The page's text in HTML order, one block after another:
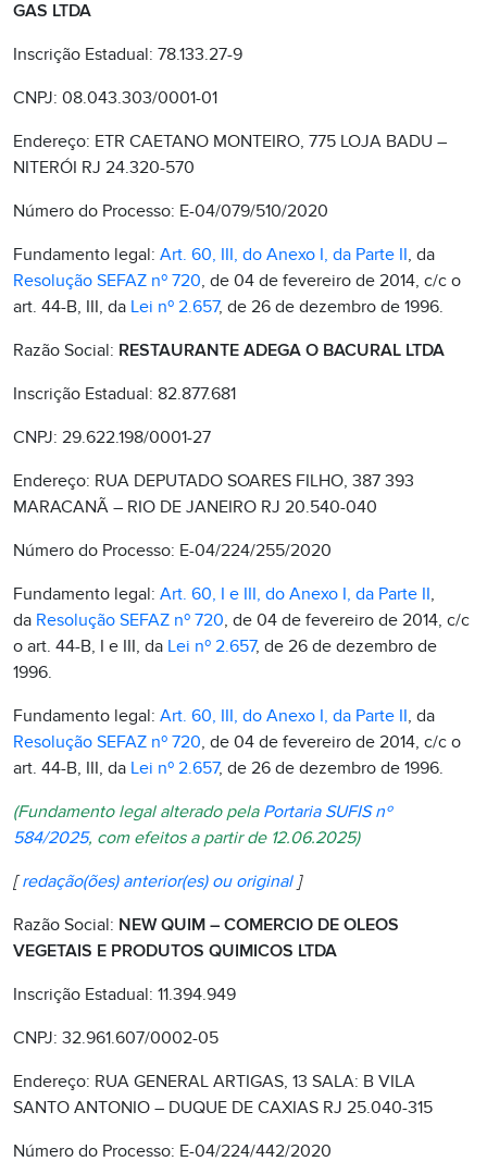
GAS LTDA
Inscrição Estadual: 78.133.27-9
CNPJ: 08.043.303/0001-01
Endereço: ETR CAETANO MONTEIRO, 775 LOJA BADU –
NITERÓI RJ 24.320-570
Número do Processo: E-04/079/510/2020
Fundamento legal: Art. 60, III, do Anexo I, da Parte II, da
Resolução SEFAZ nº 720, de 04 de fevereiro de 2014, c/c o
art. 44-B, III, da Lei nº 2.657, de 26 de dezembro de 1996.
Razão Social: RESTAURANTE ADEGA O BACURAL LTDA
Inscrição Estadual: 82.877.681
CNPJ: 29.622.198/0001-27
Endereço: RUA DEPUTADO SOARES FILHO, 387 393
MARACANÃ – RIO DE JANEIRO RJ 20.540-040
Número do Processo: E-04/224/255/2020
Fundamento legal: Art. 60, I e III, do Anexo I, da Parte II,
da Resolução SEFAZ nº 720, de 04 de fevereiro de 2014, c/c
o art. 44-B, I e III, da Lei nº 2.657, de 26 de dezembro de
1996.
Fundamento legal: Art. 60, III, do Anexo I, da Parte II, da
Resolução SEFAZ nº 720, de 04 de fevereiro de 2014, c/c o
art. 44-B, III, da Lei nº 2.657, de 26 de dezembro de 1996.
(Fundamento legal alterado pela Portaria SUFIS nº
584/2025, com efeitos a partir de 12.06.2025)
[redação(ões) anterior(es) ou original ]
Razão Social: NEW QUIM – COMERCIO DE OLEOS
VEGETAIS E PRODUTOS QUIMICOS LTDA
Inscrição Estadual: 11.394.949
CNPJ: 32.961.607/0002-05
Endereço: RUA GENERAL ARTIGAS, 13 SALA: B VILA
SANTO ANTONIO – DUQUE DE CAXIAS RJ 25.040-315
Número do Processo: E-04/224/442/2020